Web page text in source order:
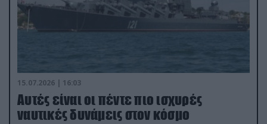
15.07.2026 | 16:03
Aυτές είναι οι πέντε πιο ισχυρές
ναυτικές δυνάμεις στον κόσμο